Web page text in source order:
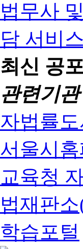
최신 공
관련기관
자법률
서울시
교육청
법재판
학습포털